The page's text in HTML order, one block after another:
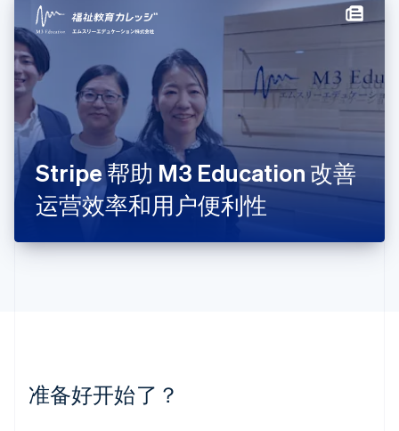
Stripe 帮助 M3 Education 改善
运营效率和用户便利性
准备好开始了？
English
立陶宛
列支敦士登
DeutschEnglish
卢森堡
FrançaisDeutsch English
罗马尼亚
English
马尔他
English
马来西亚
English 简体中文
美国
日本
日本語English